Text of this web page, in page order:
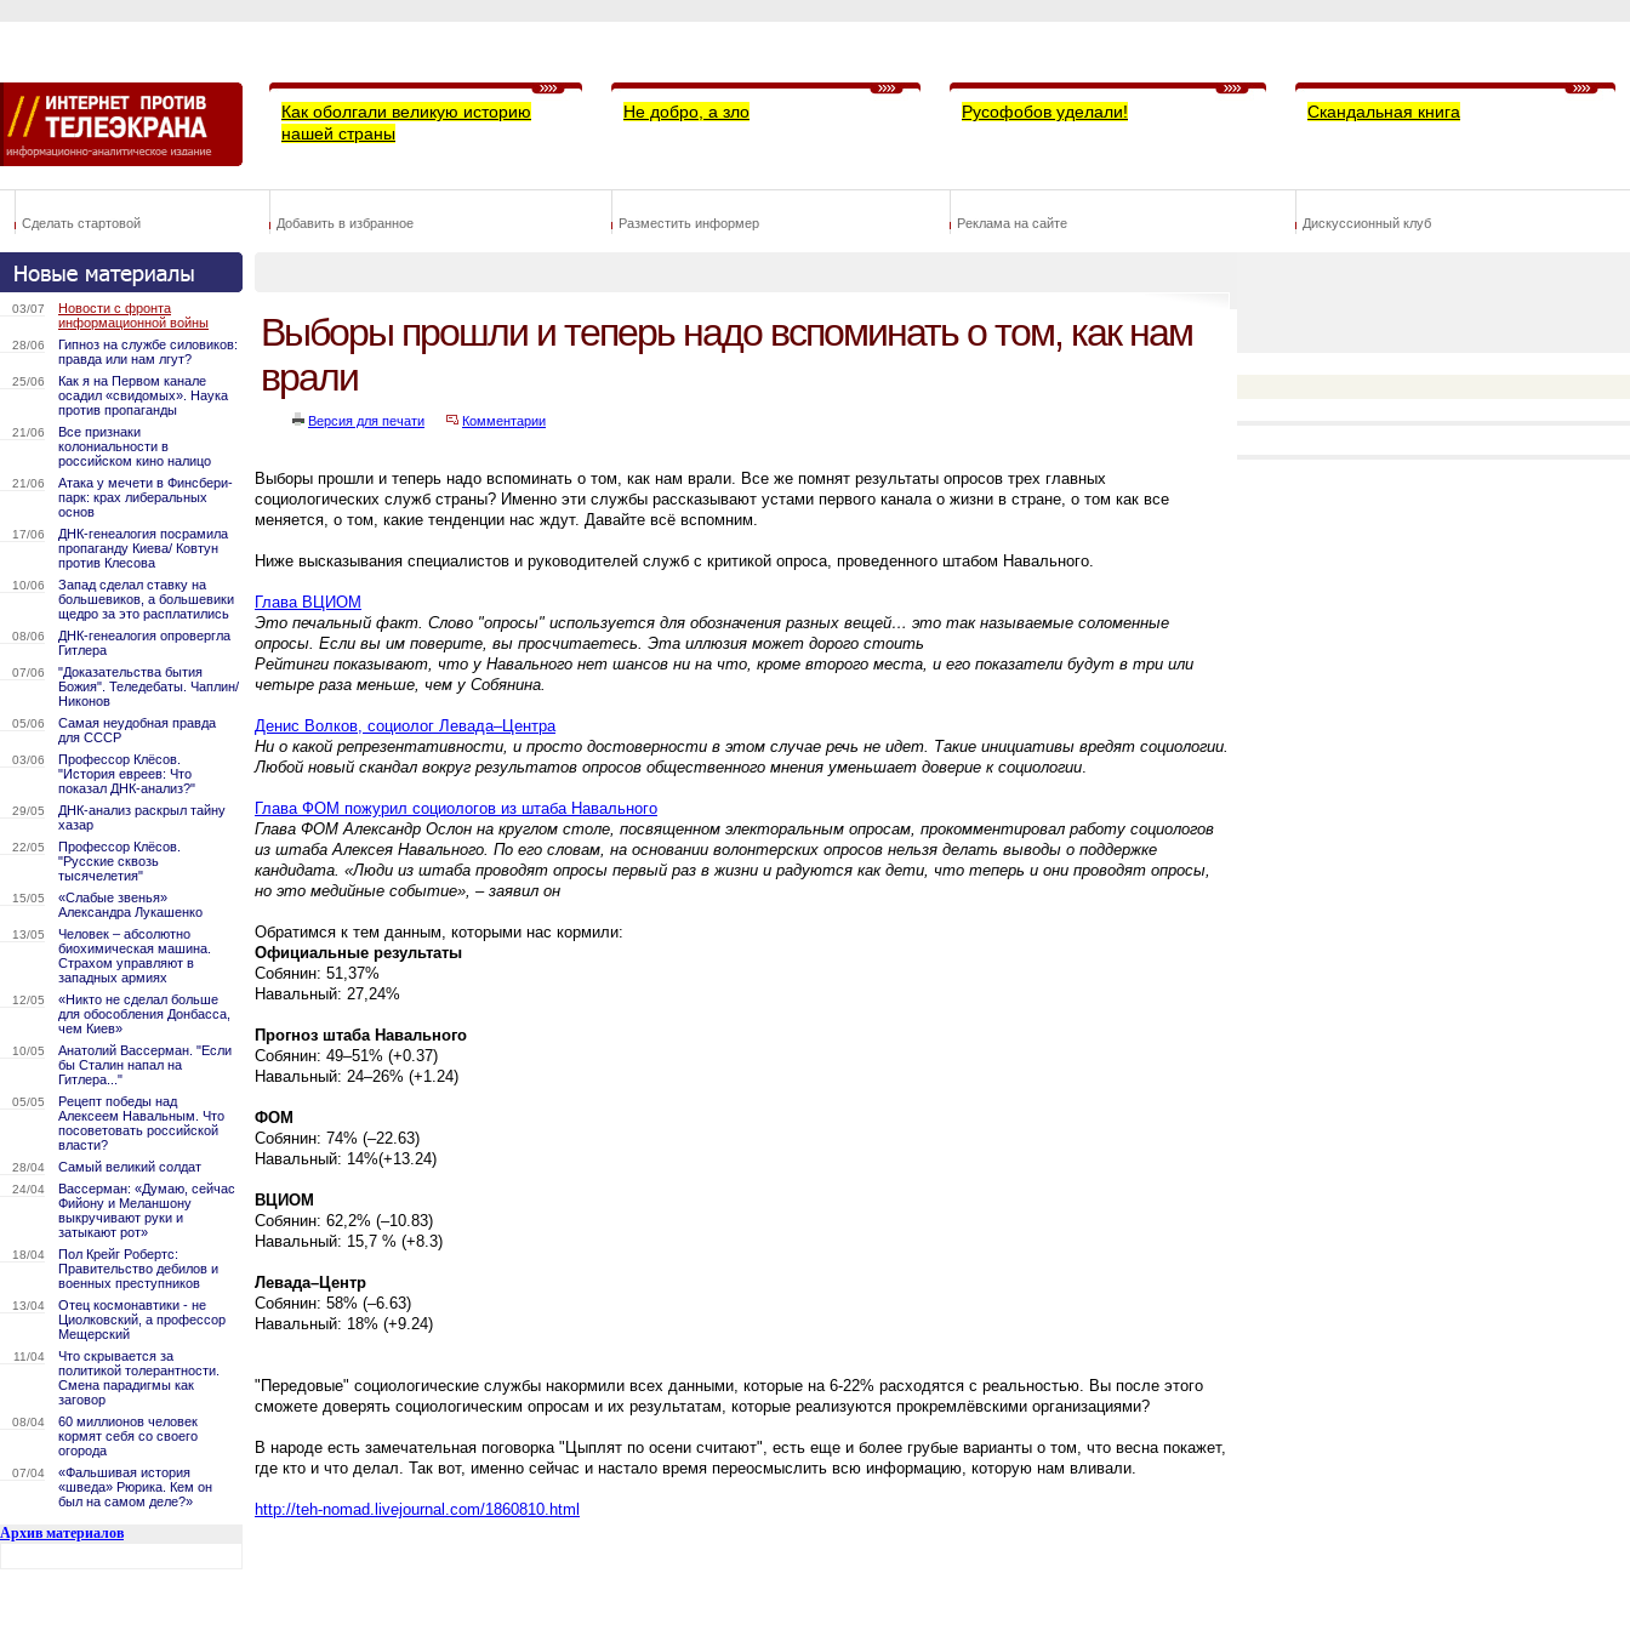
Как оболгали великую историю
нашей страны
Не добро, а зло Русофобов уделали! Скандальная книга
Сделать стартовой Добавить в избранное Разместить информер Реклама на сайте Дискуссионный клуб
03/07
Новости с фронта
информационной войны
28/06
Гипноз на службе силовиков:
правда или нам лгут?
25/06
Как я на Первом канале
осадил «свидомых». Наука
против пропаганды
21/06
Все признаки
колониальности в
российском кино налицо
21/06
Атака у мечети в Финсбери-
парк: крах либеральных
основ
17/06
ДНК-генеалогия посрамила
пропаганду Киева/ Ковтун
против Клесова
10/06
Запад сделал ставку на
большевиков, а большевики
щедро за это расплатились
08/06
ДНК-генеалогия опровергла
Гитлера
07/06
"Доказательства бытия
Божия". Теледебаты. Чаплин/
Никонов
05/06
Самая неудобная правда
для СССР
03/06
Профессор Клёсов.
"История евреев: Что
показал ДНК-анализ?"
29/05
ДНК-анализ раскрыл тайну
хазар
22/05
Профессор Клёсов.
"Русские сквозь
тысячелетия"
15/05
«Слабые звенья»
Александра Лукашенко
13/05
Человек – абсолютно
биохимическая машина.
Страхом управляют в
западных армиях
12/05
«Никто не сделал больше
для обособления Донбасса,
чем Киев»
10/05
Анатолий Вассерман. "Если
бы Сталин напал на
Гитлера..."
05/05
Рецепт победы над
Алексеем Навальным. Что
посоветовать российской
власти?
28/04 Самый великий солдат
24/04
Вассерман: «Думаю, сейчас
Фийону и Меланшону
выкручивают руки и
затыкают рот»
18/04
Пол Крейг Робертс:
Правительство дебилов и
военных преступников
13/04
Отец космонавтики - не
Циолковский, а профессор
Мещерский
11/04
Что скрывается за
политикой толерантности.
Смена парадигмы как
заговор
08/04
60 миллионов человек
кормят себя со своего
огорода
07/04
«Фальшивая история
«шведа» Рюрика. Кем он
был на самом деле?»
Архив материалов
Выборы прошли и теперь надо вспоминать о том, как нам
врали
Версия для печати Комментарии
Выборы прошли и теперь надо вспоминать о том, как нам врали. Все же помнят результаты опросов трех главных
социологических служб страны? Именно эти службы рассказывают устами первого канала о жизни в стране, о том как все
меняется, о том, какие тенденции нас ждут. Давайте всё вспомним.
Ниже высказывания специалистов и руководителей служб с критикой опроса, проведенного штабом Навального.
Глава ВЦИОМ
Это печальный факт. Слово "опросы" используется для обозначения разных вещей… это так называемые соломенные
опросы. Если вы им поверите, вы просчитаетесь. Эта иллюзия может дорого стоить
Рейтинги показывают, что у Навального нет шансов ни на что, кроме второго места, и его показатели будут в три или
четыре раза меньше, чем у Собянина.
Денис Волков, социолог Левада–Центра
Ни о какой репрезентативности, и просто достоверности в этом случае речь не идет. Такие инициативы вредят социологии.
Любой новый скандал вокруг результатов опросов общественного мнения уменьшает доверие к социологии.
Глава ФОМ пожурил социологов из штаба Навального
Глава ФОМ Александр Ослон на круглом столе, посвященном электоральным опросам, прокомментировал работу социологов
из штаба Алексея Навального. По его словам, на основании волонтерских опросов нельзя делать выводы о поддержке
кандидата. «Люди из штаба проводят опросы первый раз в жизни и радуются как дети, что теперь и они проводят опросы,
но это медийные событие», – заявил он
Обратимся к тем данным, которыми нас кормили:
Официальные результаты
Собянин: 51,37%
Навальный: 27,24%
Прогноз штаба Навального
Собянин: 49–51% (+0.37)
Навальный: 24–26% (+1.24)
ФОМ
Собянин: 74% (–22.63)
Навальный: 14%(+13.24)
ВЦИОМ
Собянин: 62,2% (–10.83)
Навальный: 15,7 % (+8.3)
Левада–Центр
Собянин: 58% (–6.63)
Навальный: 18% (+9.24)
"Передовые" социологические службы накормили всех данными, которые на 6-22% расходятся с реальностью. Вы после этого
сможете доверять социологическим опросам и их результатам, которые реализуются прокремлёвскими организациями?
В народе есть замечательная поговорка "Цыплят по осени считают", есть еще и более грубые варианты о том, что весна покажет,
где кто и что делал. Так вот, именно сейчас и настало время переосмыслить всю информацию, которую нам вливали.
http://teh-nomad.livejournal.com/1860810.html